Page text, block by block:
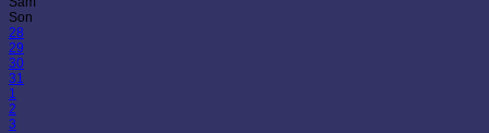
Son
28
29
30
31
1
2
3